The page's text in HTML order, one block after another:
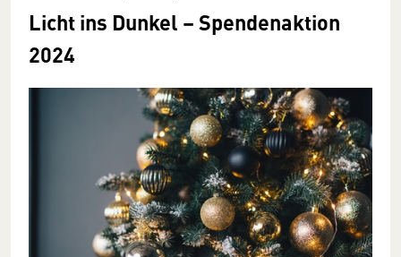
Licht ins Dunkel – Spendenaktion
2024